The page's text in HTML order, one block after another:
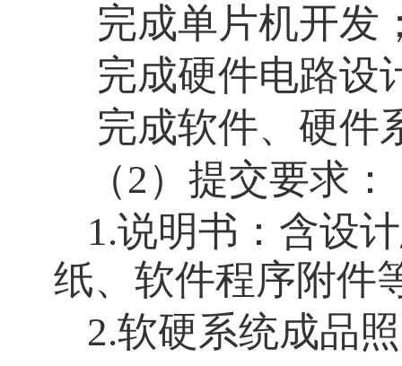
完成单片机开发
完成硬件电路设
完成软件、硬件
（2） 提交要求：
1.说明书：含设
纸、软件程序附件
2.软硬系统成品